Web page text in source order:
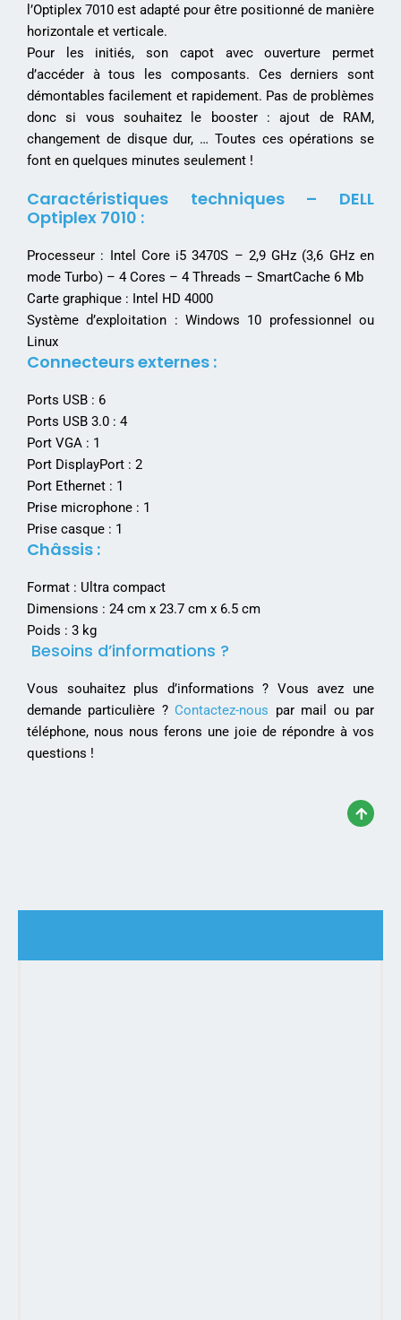
l’Optiplex 7010 est adapté pour être positionné de manière
horizontale et verticale.
Pour les initiés, son capot avec ouverture permet
d’accéder à tous les composants. Ces derniers sont
démontables facilement et rapidement. Pas de problèmes
donc si vous souhaitez le booster : ajout de RAM,
changement de disque dur, … Toutes ces opérations se
font en quelques minutes seulement !
Caractéristiques techniques – DELL
Optiplex 7010 :
Processeur : Intel Core i5 3470S – 2,9 GHz (3,6 GHz en
mode Turbo) – 4 Cores – 4 Threads – SmartCache 6 Mb
Carte graphique : Intel HD 4000
Système d’exploitation : Windows 10 professionnel ou
Linux
Connecteurs externes :
Ports USB : 6
Ports USB 3.0 : 4
Port VGA : 1
Port DisplayPort : 2
Port Ethernet : 1
Prise microphone : 1
Prise casque : 1
Châssis :
Format : Ultra compact
Dimensions : 24 cm x 23.7 cm x 6.5 cm
Poids : 3 kg
Besoins d’informations ?
Vous souhaitez plus d’informations ? Vous avez une
demande particulière ?Contactez-nous par mail ou par
téléphone, nous nous ferons une joie de répondre à vos
questions !